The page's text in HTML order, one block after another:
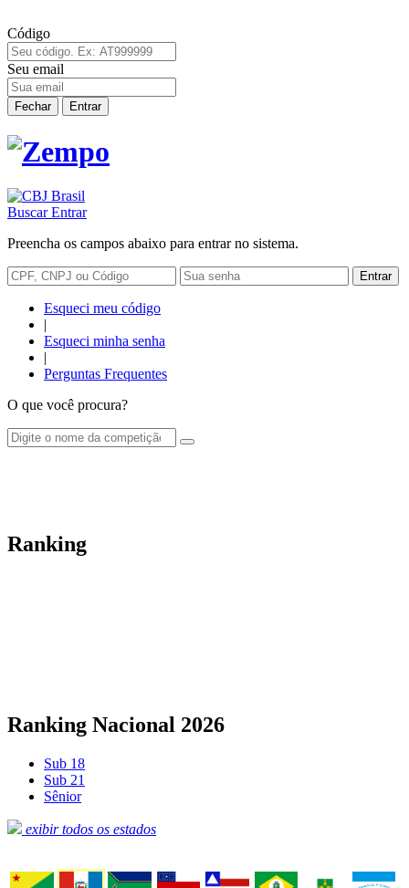
Código
Seu email
Fechar Entrar
Buscar Entrar
Preencha os campos abaixo para entrar no sistema.
Entrar
Esqueci meu código
Esqueci minha senha
Perguntas Frequentes
O que você procura?
Ranking
Ranking Nacional 2026
Sub 18
Sub 21
Sênior
exibir todos os estados